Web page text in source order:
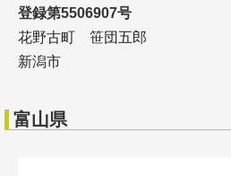
登録第5506907号
花野古町 笹団五郎
新潟市
富山県